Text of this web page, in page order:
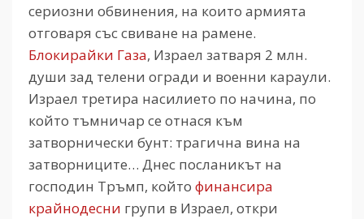
сериозни обвинения, на които армията
отговаря със свиване на рамене.
Блокирайки Газа, Израел затваря 2 млн.
души зад телени огради и военни караули.
Израел третира насилието по начина, по
който тъмничар се отнася към
затворнически бунт: трагична вина на
затворниците… Днес посланикът на
господин Тръмп, който финансира
крайнодесни групи в Израел, откри